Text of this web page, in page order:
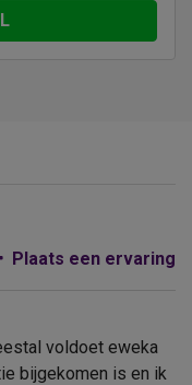
Plaats een ervaring
voldoet eweka
bijgekomen is en ik